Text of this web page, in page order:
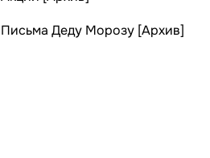
Письма Деду Морозу [Архив]